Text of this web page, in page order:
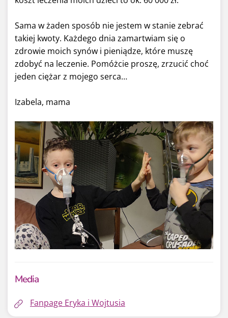
Sama w żaden sposób nie jestem w stanie zebrać
takiej kwoty. Każdego dnia zamartwiam się o
zdrowie moich synów i pieniądze, które muszę
zdobyć na leczenie. Pomóżcie proszę, zrzucić choć
jeden ciężar z mojego serca…
Izabela, mama
Media
Fanpage Eryka i Wojtusia